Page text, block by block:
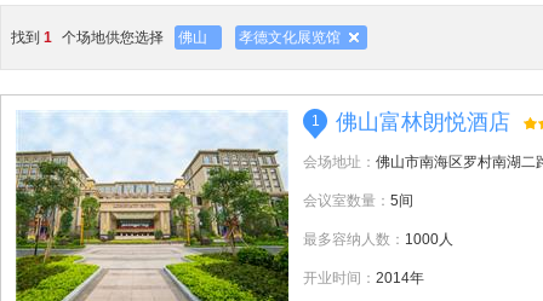
找到 1 个场地供您选择 佛山 孝德文化展览馆
1 佛山富林朗悦酒店
会场地址： 佛山市南海区罗村南湖二
会议室数量： 5间
最多容纳人数： 1000人
开业时间： 2014年